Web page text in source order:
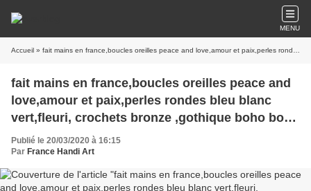
MENU
Accueil » fait mains en france,boucles oreilles peace and love,amour et paix,perles rondes bleu blanc vert,fleuri, crochets bronze ,gothique boho bobo kawaï,cadeau fete anniversaire,bijou femme,art deco art nouveau,contemporain ethnique gemme les perles,baroque rococo
fait mains en france,boucles oreilles peace and
love,amour et paix,perles rondes bleu blanc
vert,fleuri, crochets bronze ,gothique boho bobo
kawaï,cadeau fete anniversaire,bijou femme,art
deco art nouveau,contemporain ethnique
gemme les perles,baroque rococo
Publié le 20/03/2020 à 16:15
Par France Handi Art